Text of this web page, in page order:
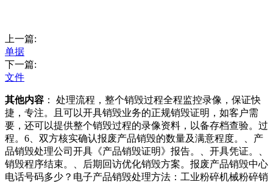
上一篇:
单据
下一篇:
文件
其他内容 ： 处理流程，整个销毁过程全程监控录像，保证快
捷，专注。且可以开具销毁业务的正规销毁证明，如客户需
要，还可以提供整个销毁过程的录像资料，以备存档查验。过
程。6、双方核实确认报废产品销毁的数量及满意程度。、产
品销毁处理公司开具《产品销毁证明》报告。、开具凭证。、
销毁程序结束。、后期回访优化销毁方案。报废产品销毁中心
电话号码多少？电子产品销毁处理方法：工业粉碎机械粉碎销